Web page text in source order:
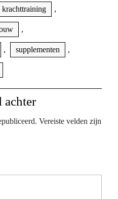
krachttraining ,
,
, supplementen ,
achter
Vereiste velden zijn